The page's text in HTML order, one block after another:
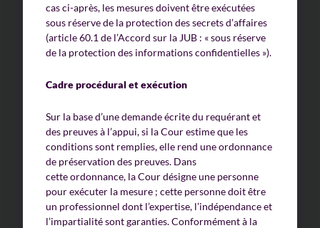
cas ci-après, les mesures doivent être exécutées
sous réserve de la protection des secrets d’affaires
(article 60.1 de l’Accord sur la JUB : « sous réserve
de la protection des informations confidentielles »).
Cadre procédural et exécution
Sur la base d’une demande écrite du requérant et
des preuves à l’appui, si la Cour estime que les
conditions sont remplies, elle rend une ordonnance
de préservation des preuves. Dans
cette ordonnance, la Cour désigne une personne
pour exécuter la mesure ; cette personne doit être
un professionnel dont l’expertise, l’indépendance et
l’impartialité sont garanties. Conformément à la